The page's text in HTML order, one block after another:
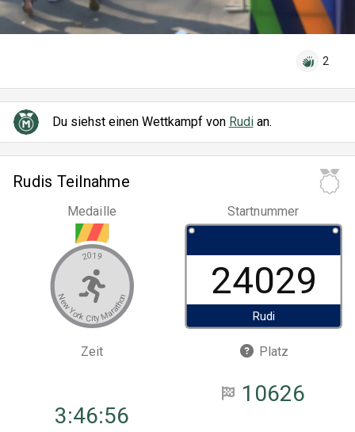
2
Du siehst einen Wettkampf von Rudian.
Rudis Teilnahme
Medaille
New York City Marathon
2019
Startnummer
Rudi
24029
Zeit
3:46:56
Platz
10626